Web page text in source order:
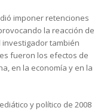
imponer retenciones
la reacción de
también
fueron los efectos de
en la economía y en la
y político de 2008